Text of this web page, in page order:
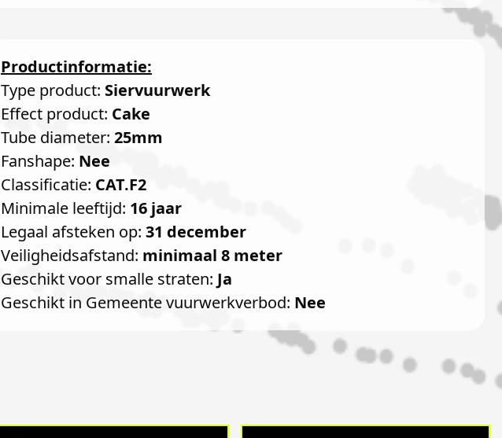
Productinformatie:
Type product: Siervuurwerk
Effect product: Cake
Tube diameter: 25mm
Fanshape: Nee
Classificatie: CAT.F2
Minimale leeftijd: 16 jaar
Legaal afsteken op: 31 december
Veiligheidsafstand: minimaal 8 meter
Geschikt voor smalle straten: Ja
Geschikt in Gemeente vuurwerkverbod: Nee